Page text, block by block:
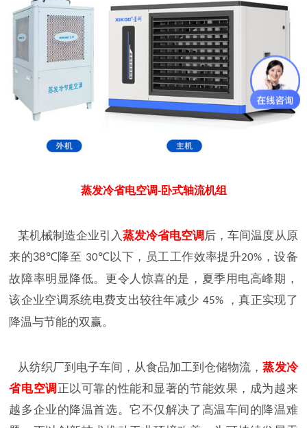
蒸发冷省电空调-卧式轴流机组
某机械制造企业引入蒸发冷省电空调 后，车间温度从原
来的38℃降至 30℃以下，员工工作效率提升20% ，设备
故障率明显降低。更令人惊喜的是，夏季用电高峰期，
该企业空调系统电费支出较往年减少 45%
，真正实现了
降温与节能的双赢。
从纺织厂到电子车间，从食品加工到仓储物流，蒸发冷
省电空调 正以可靠的性能和显著的节能效果，成为越来
越多企业的降温首选。它不仅解决了高温车间的降温难